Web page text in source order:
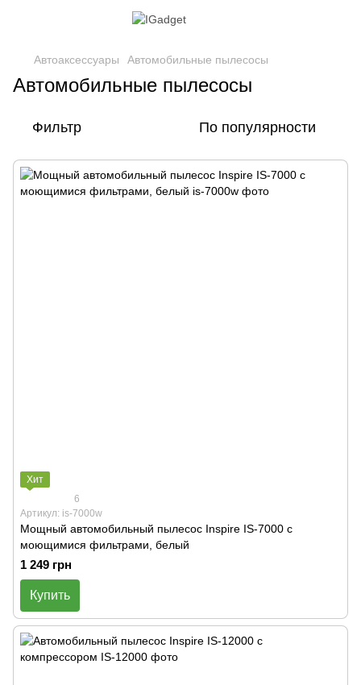
Автоаксессуары Автомобильные пылесосы
Автомобильные пылесосы
Фильтр По популярности
Хит
6
Артикул: is-7000w
Мощный автомобильный пылесос Inspire IS-7000 с
моющимися фильтрами, белый
1 249 грн
Купить